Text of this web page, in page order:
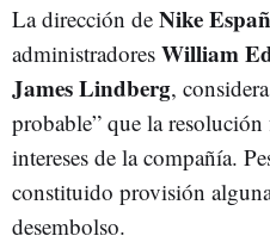
La dirección de Nike
administradores William
James Lindberg,
probable” que la
intereses de la compañía.
constituido provisión
desembolso.